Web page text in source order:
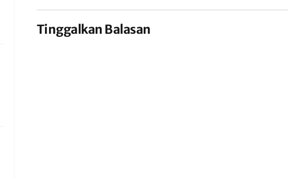
Tinggalkan Balasan